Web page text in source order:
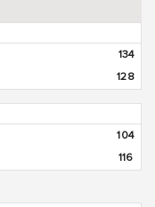
134
128
104
116